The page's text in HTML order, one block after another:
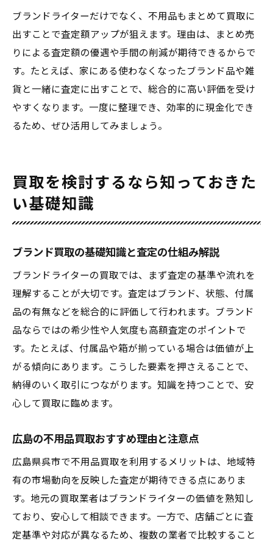
ブランドライターだけでなく、不用品もまとめて買取に
出すことで査定額アップが狙えます。理由は、まとめ売
りによる査定額の優遇や手間の削減が期待できるからで
す。たとえば、家にある使わなくなったブランド品や雑
貨と一緒に査定に出すことで、総合的に高い評価を受け
やすくなります。一度に整理でき、効率的に現金化でき
るため、ぜひ活用してみましょう。
買取を検討するなら知っておきた
い基礎知識
ブランド買取の基礎知識と査定の仕組み解説
ブランドライターの買取では、まず査定の基準や流れを
理解することが大切です。査定はブランド、状態、付属
品の有無などを総合的に評価して行われます。ブランド
品ならではの希少性や人気度も高額査定のポイントで
す。たとえば、付属品や箱が揃っている場合は価値が上
がる傾向にあります。こうした要素を押さえることで、
納得のいく取引につながります。知識を持つことで、安
心して買取に臨めます。
広島の不用品買取おすすめ理由と注意点
広島県呉市で不用品買取を利用するメリットは、地域特
有の市場動向を反映した査定が期待できる点にありま
す。地元の買取業者はブランドライターの価値を熟知し
ており、安心して相談できます。一方で、店舗ごとに査
定基準や対応が異なるため、複数の業者で比較すること